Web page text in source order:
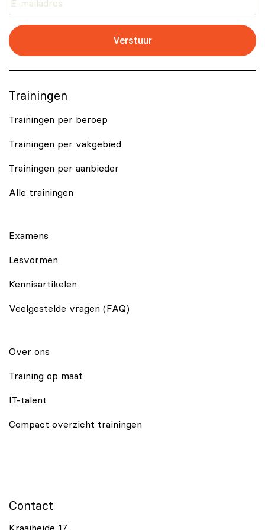
Verstuur
Trainingen
Trainingen per beroep
Trainingen per vakgebied
Trainingen per aanbieder
Alle trainingen
Examens
Lesvormen
Kennisartikelen
Veelgestelde vragen (FAQ)
Over ons
Training op maat
IT-talent
Compact overzicht trainingen
Contact
Kraaiheide 17,